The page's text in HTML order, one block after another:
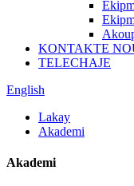
KONTAKTE
TELECHAJE
English
Lakay
Akademi
Akademi